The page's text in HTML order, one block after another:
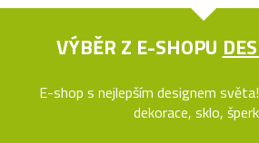
VÝBĚR Z E-SHOPU
E-shop s nejlepším designem
dekorace, sklo,